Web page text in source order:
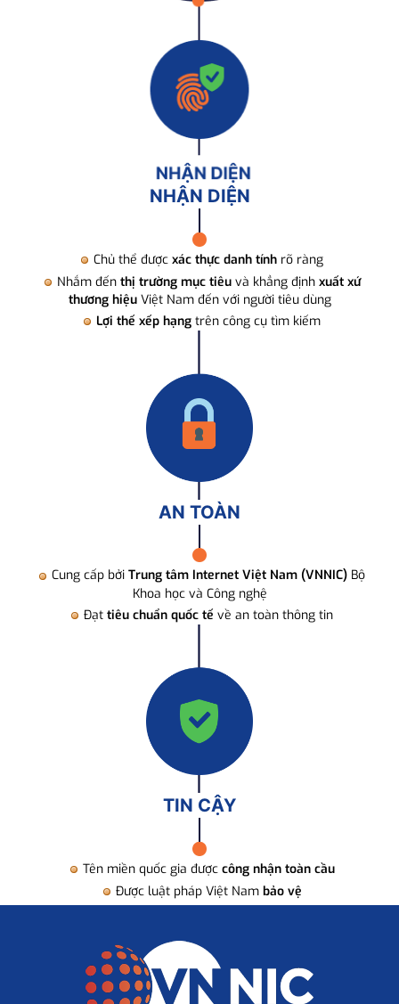
NHẬN DIỆN
Chủ thể được xác thực danh tính rõ ràng
Nhắm đến thị trường mục tiêuvà khẳng định xuất xứ
thương hiệuViệt Nam đến với người tiêu dùng
Lợi thế xếp hạng trên công cụ tìm kiếm
AN TOÀN
Cung cấp bởi Trung tâm Internet Việt Nam (VNNIC) Bộ
Khoa học và Công nghệ
Đạt tiêu chuẩn quốc tế về an toàn thông tin
TIN CẬY
Tên miền quốc gia được công nhận toàn cầu
Được luật pháp Việt Nam bảo vệ